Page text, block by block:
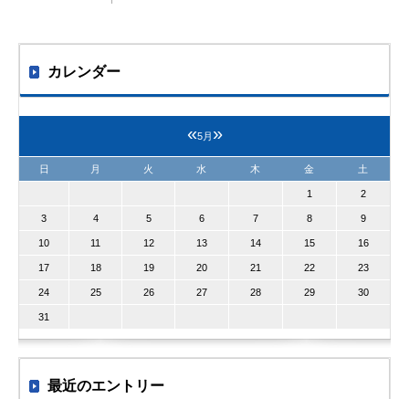
カレンダー
«5月 »
日 月 火 水 木 金 土
1 2
3 4 5 6 7 8 9
10 11 12 13 14 15 16
17 18 19 20 21 22 23
24 25 26 27 28 29 30
31
最近のエントリー